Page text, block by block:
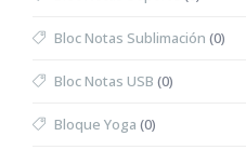
Bloc Notas Sublimación (0)
Bloc Notas USB (0)
Bloque Yoga (0)